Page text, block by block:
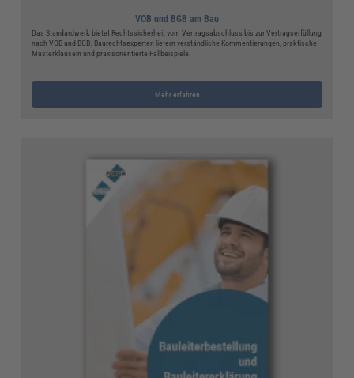
VOB und BGB am Bau
Das Standardwerk bietet Rechtssicherheit vom Vertragsabschluss bis zur Vertragserfüllung
nach VOB und BGB. Baurechtsexperten liefern verständliche Kommentierungen, praktische
Musterklauseln und praxisorientierte Fallbeispiele.
Mehr erfahren